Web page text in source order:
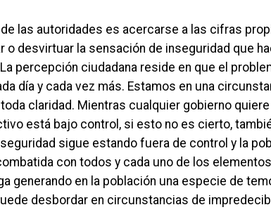
de las autoridades es acercarse a las cifras
o desvirtuar la sensación de inseguridad que
percepción ciudadana reside en que el
día y cada vez más. Estamos en una
claridad. Mientras cualquier gobierno
está bajo control, si esto no es cierto,
sigue estando fuera de control y la
con todos y cada uno de los
generando en la población una especie de
desbordar en circunstancias de